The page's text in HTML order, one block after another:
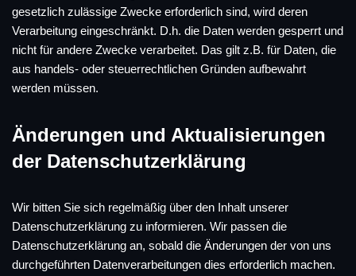
gesetzlich zulässige Zwecke erforderlich sind, wird deren
Verarbeitung eingeschränkt. D.h. die Daten werden gesperrt und
nicht für andere Zwecke verarbeitet. Das gilt z.B. für Daten, die
aus handels- oder steuerrechtlichen Gründen aufbewahrt
werden müssen.
Änderungen und Aktualisierungen
der Datenschutzerklärung
Wir bitten Sie sich regelmäßig über den Inhalt unserer
Datenschutzerklärung zu informieren. Wir passen die
Datenschutzerklärung an, sobald die Änderungen der von uns
durchgeführten Datenverarbeitungen dies erforderlich machen.